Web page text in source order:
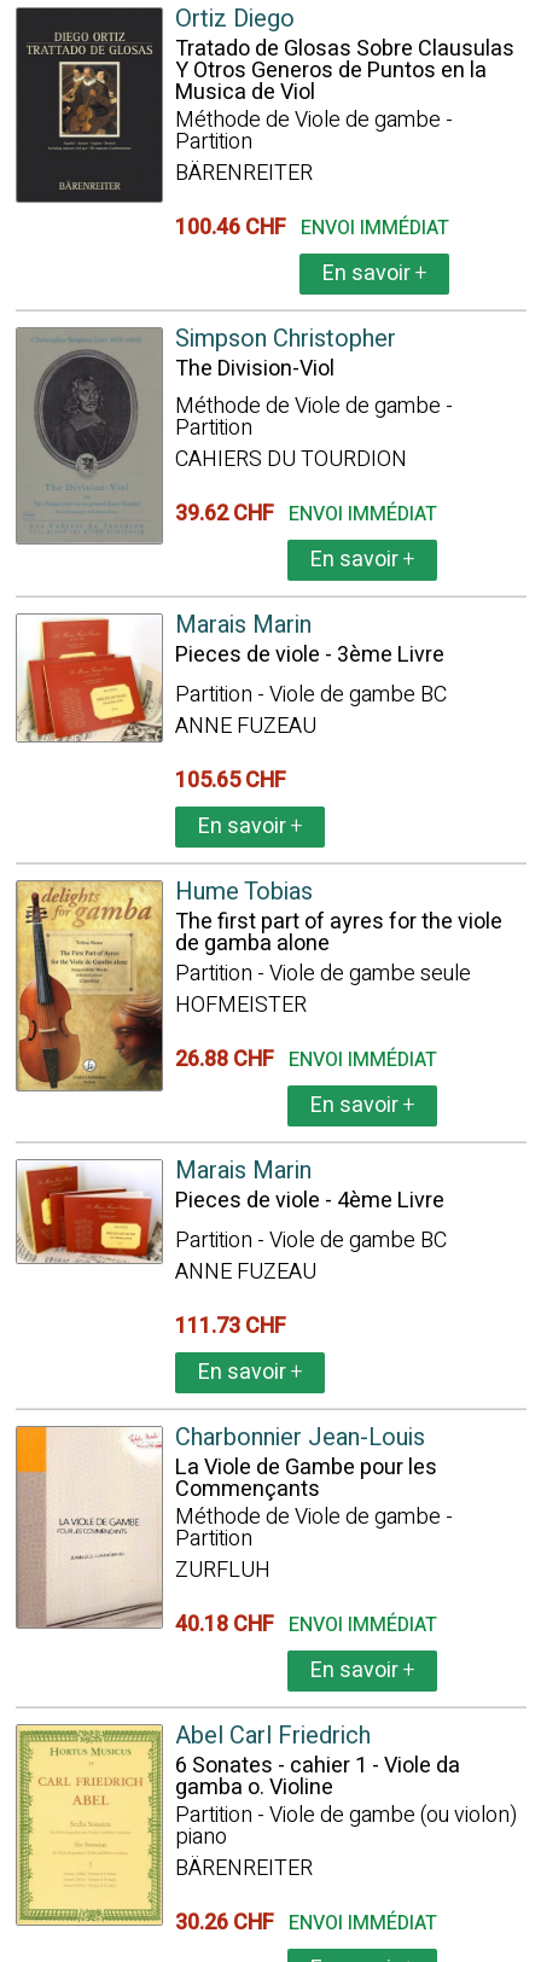
Ortiz Diego
Tratado de Glosas Sobre Clausulas
Y Otros Generos de Puntos en la
Musica de Viol
Méthode de Viole de gambe -
Partition
BÄRENREITER
100.46 CHF ENVOI IMMÉDIAT
En savoir+
Simpson Christopher
The Division-Viol
Méthode de Viole de gambe -
Partition
CAHIERS DU TOURDION
39.62 CHF ENVOI IMMÉDIAT
En savoir+
Marais Marin
Pieces de viole - 3ème Livre
Partition - Viole de gambe BC
ANNE FUZEAU
105.65 CHF
En savoir+
Hume Tobias
The first part of ayres for the viole
de gamba alone
Partition - Viole de gambe seule
HOFMEISTER
26.88 CHF ENVOI IMMÉDIAT
En savoir+
Marais Marin
Pieces de viole - 4ème Livre
Partition - Viole de gambe BC
ANNE FUZEAU
111.73 CHF
En savoir+
Charbonnier Jean-Louis
La Viole de Gambe pour les
Commençants
Méthode de Viole de gambe -
Partition
ZURFLUH
40.18 CHF ENVOI IMMÉDIAT
En savoir+
Abel Carl Friedrich
6 Sonates - cahier 1 - Viole da
gamba o. Violine
Partition - Viole de gambe (ou violon)
piano
BÄRENREITER
30.26 CHF ENVOI IMMÉDIAT